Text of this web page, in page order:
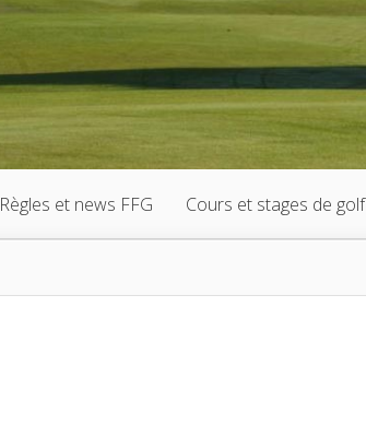
Règles et news FFG Cours et stages de golf